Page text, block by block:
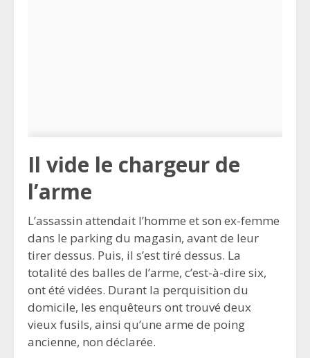
Il vide le chargeur de
l’arme
L’assassin attendait l’homme et son ex-femme
dans le parking du magasin, avant de leur
tirer dessus. Puis, il s’est tiré dessus. La
totalité des balles de l’arme, c’est-à-dire six,
ont été vidées. Durant la perquisition du
domicile, les enquêteurs ont trouvé deux
vieux fusils, ainsi qu’une arme de poing
ancienne, non déclarée.